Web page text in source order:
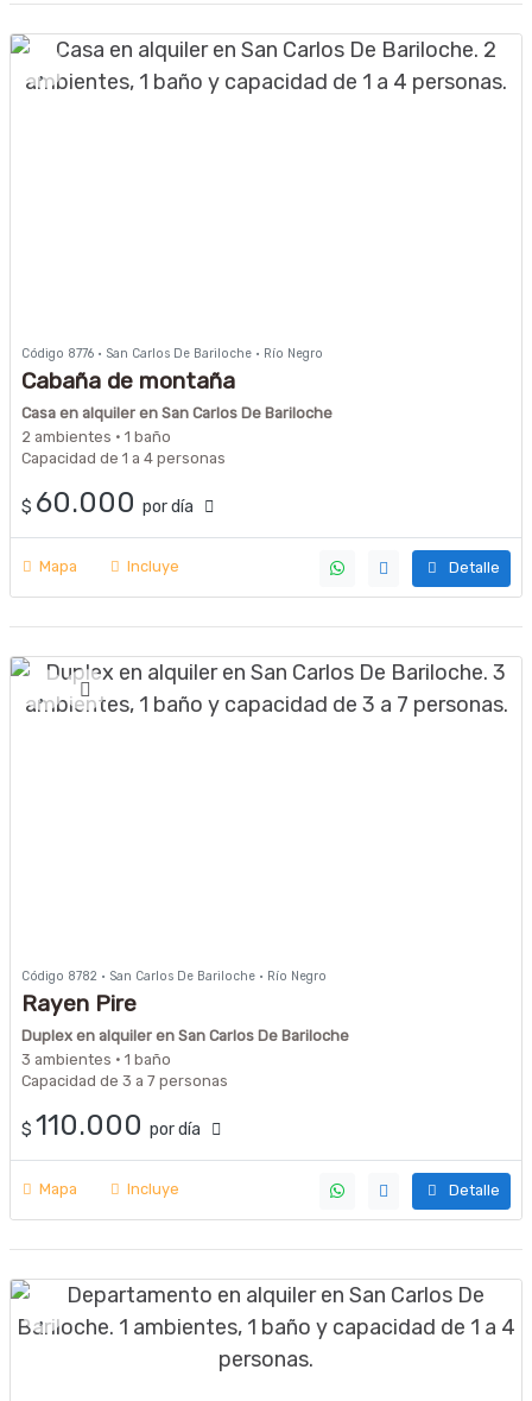
Código 8776 · San Carlos De Bariloche · Río Negro
Cabaña de montaña
Casa en alquiler en San Carlos De Bariloche
2 ambientes · 1 baño
Capacidad de 1 a 4 personas
$ 60.000 por día
Mapa Incluye Detalle
Código 8782 · San Carlos De Bariloche · Río Negro
Rayen Pire
Duplex en alquiler en San Carlos De Bariloche
3 ambientes · 1 baño
Capacidad de 3 a 7 personas
$ 110.000 por día
Mapa Incluye Detalle